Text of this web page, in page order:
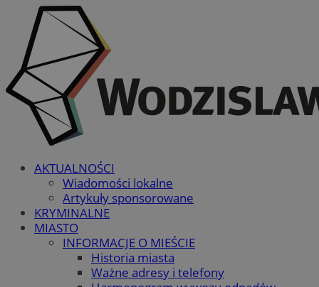
AKTUALNOŚCI
Wiadomości lokalne
Artykuły sponsorowane
KRYMINALNE
MIASTO
INFORMACJE O MIEŚCIE
Historia miasta
Ważne adresy i telefony